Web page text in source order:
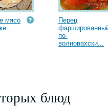
мясо
Перец
по-
волновахски...
блюд